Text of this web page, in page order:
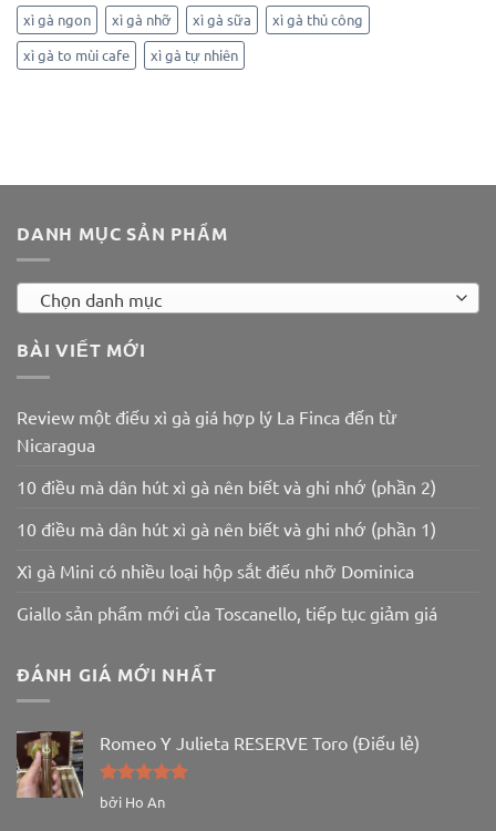
xì gà ngon
xì gà nhỡ xì gà sữa
xì gà thủ công
xì gà to mùi cafe
xì gà tự nhiên
DANH MỤC SẢN PHẨM
Chọn danh mục
BÀI VIẾT MỚI
Review một điếu xì gà giá hợp lý La Finca đến từ
Nicaragua
10 điều mà dân hút xì gà nên biết và ghi nhớ (phần 2)
10 điều mà dân hút xì gà nên biết và ghi nhớ (phần 1)
Xì gà Mini có nhiều loại hộp sắt điếu nhỡ Dominica
Giallo sản phẩm mới của Toscanello, tiếp tục giảm giá
ĐÁNH GIÁ MỚI NHẤT
Romeo Y Julieta RESERVE Toro (Điếu lẻ)
Được xếp
bởi Ho An